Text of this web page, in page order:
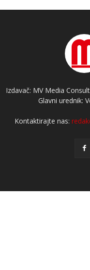
Izdavač: MV Media
Glavni urednik:
Kontaktirajte nas: